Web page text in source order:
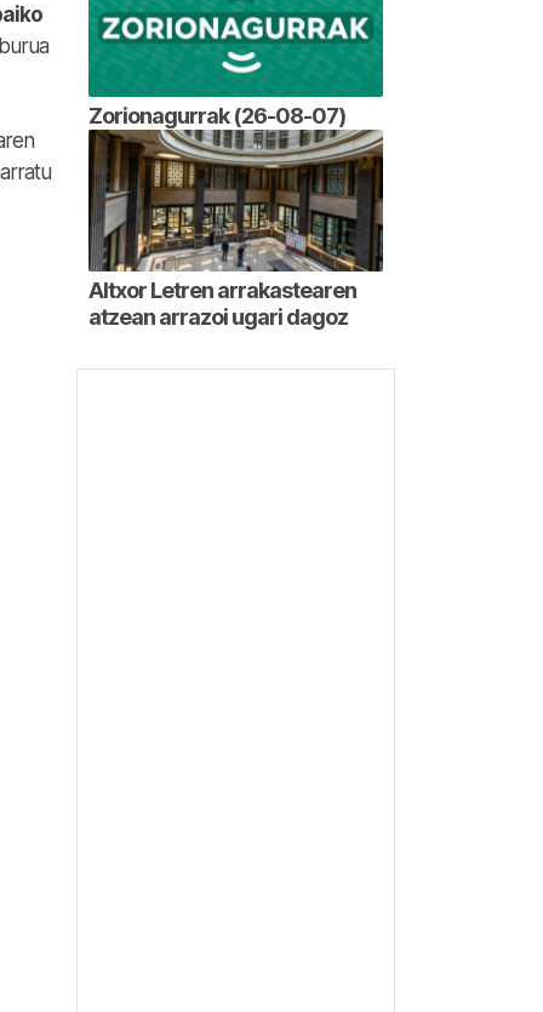
Zorionagurrak (26-08-07)
Altxor Letren arrakastearen
atzean arrazoi ugari dagoz